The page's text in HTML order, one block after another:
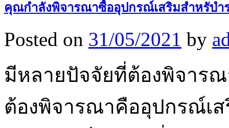
คุณกำลังพิจารณาซื้ออุปกรณ์เสริมสำหรับำ
Posted on 31/05/2021 by
มีหลายปัจจัยที่ต้องพิจาร
ต้องพิจารณาคืออุปกรณ์เ